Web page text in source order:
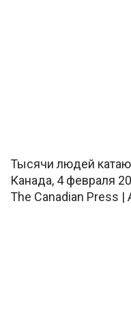
Тысячи людей
Канада, 4 февраля
The Canadian Press |